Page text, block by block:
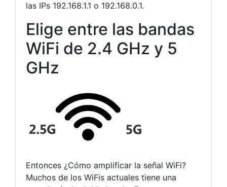
las IPs 192.168.1.1 o 192.168.0.1.
Elige entre las bandas
WiFi de 2.4 GHz y 5
GHz
Entonces ¿Cómo amplificar la señal WiFi?
Muchos de los WiFis actuales tiene una